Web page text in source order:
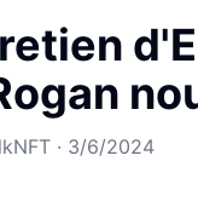
· 3/6/2024